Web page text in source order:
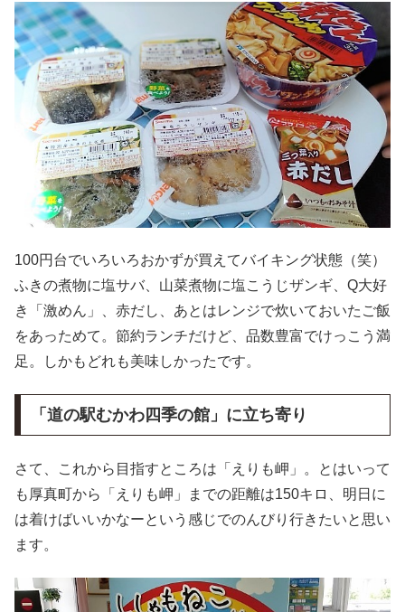
100円台でいろいろおかずが買えてバイキング状態（笑）
ふきの煮物に塩サバ、山菜煮物に塩こうじザンギ、Q大好
き「激めん」、赤だし、あとはレンジで炊いておいたご飯
をあっためて。節約ランチだけど、品数豊富でけっこう満
足。しかもどれも美味しかったです。
「道の駅むかわ四季の館」に立ち寄り
さて、これから目指すところは「えりも岬」。とはいって
も厚真町から「えりも岬」までの距離は150キロ、明日に
は着けばいいかなーという感じでのんびり行きたいと思い
ます。